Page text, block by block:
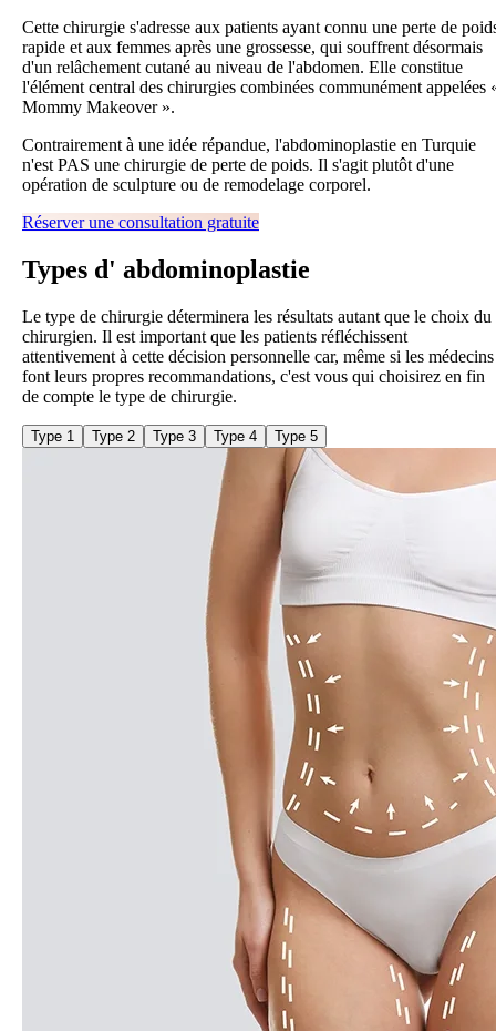
Cette chirurgie s'adresse aux patients ayant connu une perte de
rapide et aux femmes après une grossesse, qui souffrent désormais
d'un relâchement cutané au niveau de l'abdomen. Elle constitue
l'élément central des chirurgies combinées communément appelées
Mommy Makeover ».
Contrairement à une idée répandue, l'abdominoplastie en Turquie
n'est PAS une chirurgie de perte de poids. Il s'agit plutôt d'une
opération de sculpture ou de remodelage corporel.
Réserver une consultation gratuite
Types d' abdominoplastie
Le type de chirurgie déterminera les résultats autant que le choix du
chirurgien. Il est important que les patients réfléchissent
attentivement à cette décision personnelle car, même si les médecins
font leurs propres recommandations, c'est vous qui choisirez en fin
de compte le type de chirurgie.
Type 1 Type 2 Type 3 Type 4 Type 5